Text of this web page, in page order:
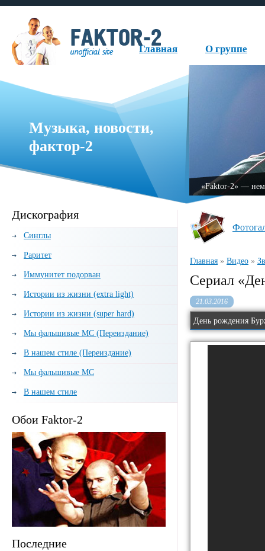
Главная О группе
Музыка, новости,
фактор-2
образованная в 1999 году. «Fаktor-2» —
Дискография
Синглы
Раритет
Иммунитет подорван
Истории из жизни (extra light)
Истории из жизни (super hard)
Мы фальшивые МС (Переиздание)
В нашем стиле (Переиздание)
Мы фальшивые МС
В нашем стиле
Обои Faktor-2
Последние
Главная » Видео »
Сериал
21.03.2016
День рождения